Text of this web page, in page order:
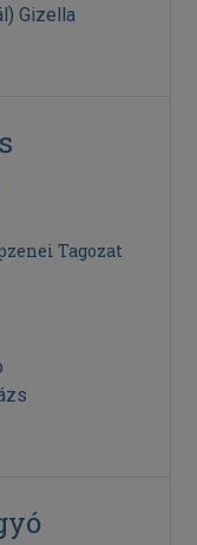
Gizella
Tagozat